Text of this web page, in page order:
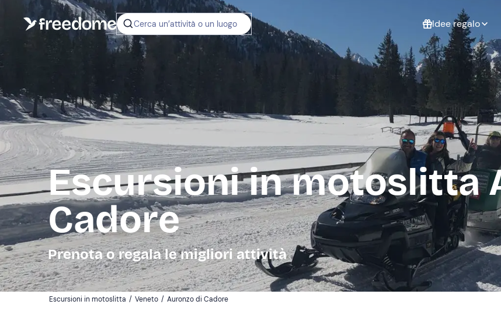
Cerca un’attività o un luogo Idee regalo
Non sai cosa
Gift Card Freedome
Un regalo digitale che
scegliere esperienze
outdoor in tutta Italia.
Regala una Gift Card
Esperienze da
regalare
Laurea
Escursioni in motoslitta
Cadore
Prenota o regala le migliori attività
Escursioni in motoslitta / Veneto / Auronzo di Cadore